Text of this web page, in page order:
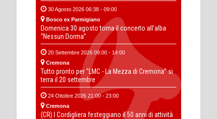
30 Agosto 2026 06:38 - 09:00
Bosco ex Parmigiano
Domenica 30 agosto torna il concerto all’alba
“Nessun Dorma”
20 Settembre 2026 09:00 - 14:00
Cremona
Tutto pronto per “LMC - La Mezza di Cremona” si
terra il 20 settembre
24 Ottobre 2026 21:00 - 23:00
Cremona
(CR) I Cordigliera festeggiano il 50 anni di attività